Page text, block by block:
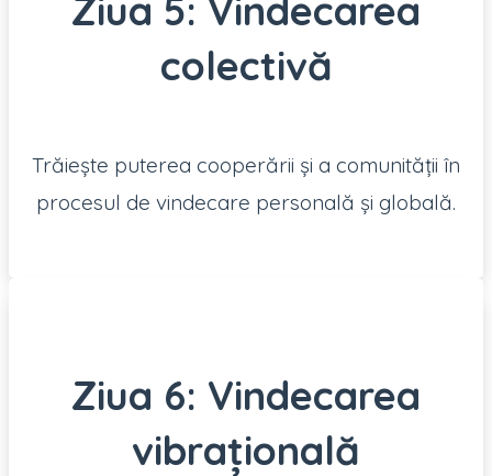
Ziua 5: Vindecarea
colectivă
Trăiește puterea cooperării și a comunității în
procesul de vindecare personală și globală.
Ziua 6: Vindecarea
vibrațională